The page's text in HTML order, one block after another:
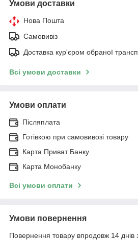
Умови доставки
Нова Пошта
Самовивіз
Доставка кур'єром обраної
Всі умови доставки
Умови оплати
Післяплата
Готівкою при самовивозі товару
Карта Приват Банку
Карта Монобанку
Всі умови оплати
Умови повернення
Повернення товару впродовж 14 днів